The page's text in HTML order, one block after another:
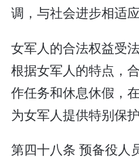
调，与社会进步相适应
女军人的合法权益受
根据女军人的特点，
作任务和休息休假，
为女军人提供特别保护
第四十八条 预备役人